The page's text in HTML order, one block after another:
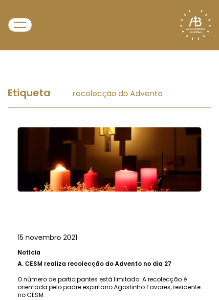
Etiqueta recolecção do Advento
15 novembro 2021
Notícia
A. CESM realiza recolecção do Advento no dia 27
O número de participantes está limitado. A recolecção é
orientada pelo padre espiritano Agostinho Tavares, residente
no CESM.